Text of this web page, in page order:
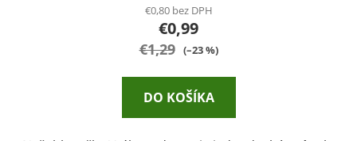
€0,80 bez DPH
€0,99
€1,29 (–23 %)
DO KOŠÍKA